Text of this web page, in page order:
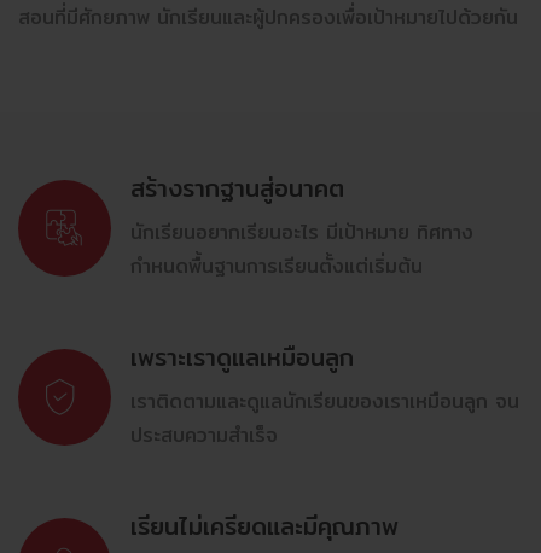
สอนที่มีศักยภาพ นักเรียนและผู้ปกครองเพื่อเป้าหมายไปด้วยกัน
สร้างรากฐานสู่อนาคต
นักเรียนอยากเรียนอะไร มีเป้าหมาย ทิศทาง
กำหนดพื้นฐานการเรียนตั้งแต่เริ่มต้น
เพราะเราดูแลเหมือนลูก
เราติดตามและดูแลนักเรียนของเราเหมือนลูก จน
ประสบความสำเร็จ
เรียนไม่เครียดและมีคุณภาพ